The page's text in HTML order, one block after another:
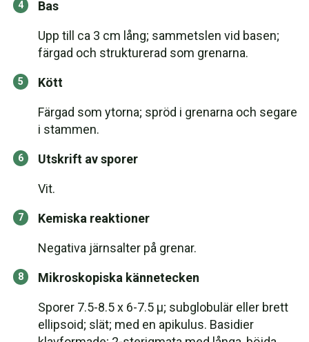
Bas
Upp till ca 3 cm lång; sammetslen vid basen;
färgad och strukturerad som grenarna.
Kött
Färgad som ytorna; spröd i grenarna och segare
i stammen.
Utskrift av sporer
Vit.
Kemiska reaktioner
Negativa järnsalter på grenar.
Mikroskopiska kännetecken
Sporer 7.5-8.5 x 6-7.5 µ; subglobulär eller brett
ellipsoid; slät; med en apikulus. Basidier